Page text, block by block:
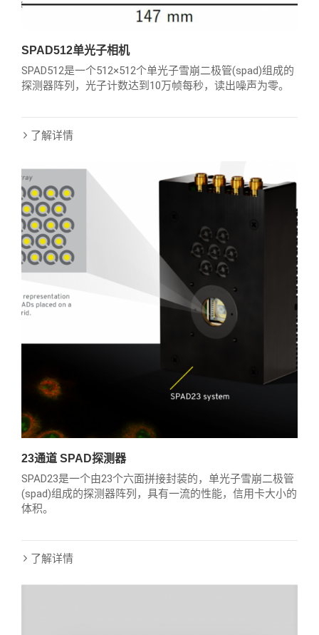
SPAD512单光子相机
SPAD512是一个512×512个单光子雪崩二极管(spad)组成的
探测器阵列，光子计数达到10万帧每秒，读出噪声为零。
了解详情
23通道 SPAD探测器
SPAD23是一个由23个六面拼接封装的，单光子雪崩二极管
(spad)组成的探测器阵列，具有一流的性能，信用卡大小的
体积。
了解详情